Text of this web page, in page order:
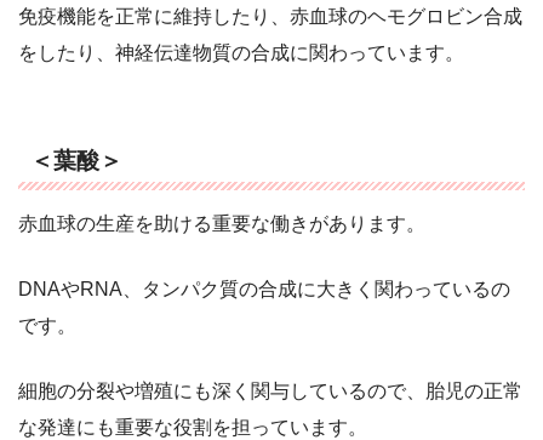
免疫機能を正常に維持したり、赤血球のヘモグロビン合成
をしたり、神経伝達物質の合成に関わっています。
＜葉酸＞
赤血球の生産を助ける重要な働きがあります。
DNAやRNA、タンパク質の合成に大きく関わっているの
です。
細胞の分裂や増殖にも深く関与しているので、胎児の正常
な発達にも重要な役割を担っています。